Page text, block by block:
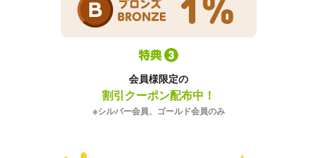
会員様限定の
割引クーポン配布中！
※シルバー会員、ゴールド会員のみ